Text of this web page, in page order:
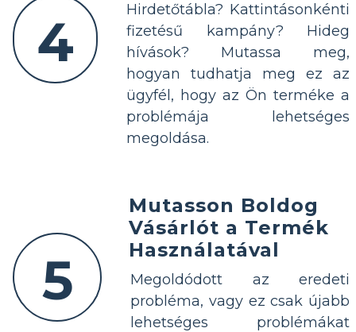
4
Hirdetőtábla? Kattintásonkénti
fizetésű kampány? Hideg
hívások? Mutassa meg,
hogyan tudhatja meg ez az
ügyfél, hogy az Ön terméke a
problémája lehetséges
megoldása.
5
Mutasson Boldog
Vásárlót a Termék
Használatával
Megoldódott az eredeti
probléma, vagy ez csak újabb
lehetséges problémákat